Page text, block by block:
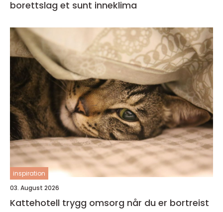
borettslag et sunt inneklima
inspiration
03. August 2026
Kattehotell trygg omsorg når du er bortreist